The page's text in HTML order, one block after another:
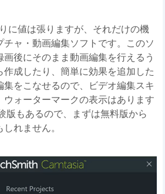
に値は張りますが、それだけの機
ャ・動画編集ソフトです。このソ
後にそのまま動画編集を行えるう
作成したり、簡単に効果を追加した
集をこなせるので、ビデオ編集スキ
ウォーターマークの表示はあります
版もあるので、まずは無料版から
れません。